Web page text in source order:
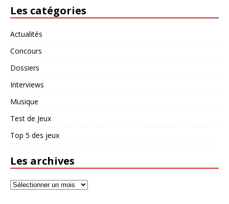
Les catégories
Actualités
Concours
Dossiers
Interviews
Musique
Test de Jeux
Top 5 des jeux
Les archives